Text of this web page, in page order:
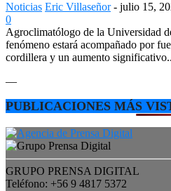
Noticias Eric Villaseñor - julio 15,
0
Agroclimatólogo de la Universidad
fenómeno estará acompañado por
cordillera y un aumento
—
PUBLICACIONES MÁS
GRUPO PRENSA DIGITAL
Teléfono: +56 9 4817 5372